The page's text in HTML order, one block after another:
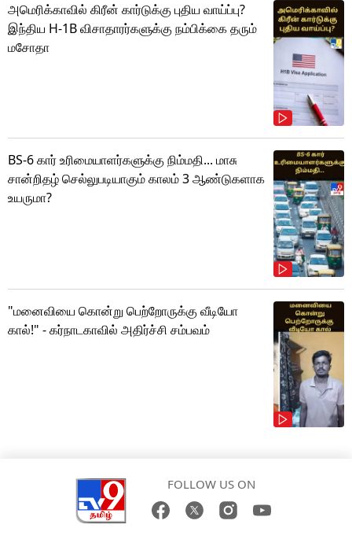
அமெரிக்காவில் கிரீன் கார்டுக்கு புதிய வாய்ப்பு?
இந்திய H-1B விசாதாரர்களுக்கு நம்பிக்கை தரும்
மசோதா
BS-6 கார் உரிமையாளர்களுக்கு நிம்மதி... மாசு
சான்றிதழ் செல்லுபடியாகும் காலம் 3 ஆண்டுகளாக
உயருமா?
"மனைவியை கொன்று பெற்றோருக்கு வீடியோ
கால்!" - கர்நாடகாவில் அதிர்ச்சி சம்பவம்
FOLLOW US ON